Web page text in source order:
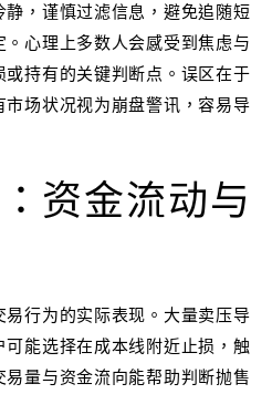
，谨慎过滤信息，避免追随短
心理上多数人会感受到焦虑与
持有的关键判断点。误区在于
场状况视为崩盘警讯，容易导
资金流动与
行为的实际表现。大量卖压导
能选择在成本线附近止损，触
量与资金流向能帮助判断抛售